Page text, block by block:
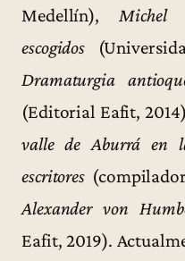
Medellín),Michel
escogidos
Dramaturgia
(Editorial Eafit,
valle de Aburrá en
escritores
Alexander von
Eafit, 2019).